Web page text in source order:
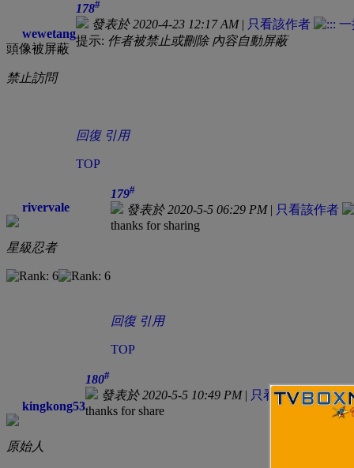
wewetang
頭像被屏蔽
禁止訪問
178#
發表於 2020-4-23 12:17 AM| 只看該作者
提示: 作者被禁止或刪除 內容自動屏蔽
回復 引用
TOP
rivervale
星級忍者
179#
發表於 2020-5-5 06:29 PM| 只看該作者
thanks for sharing
回復 引用
TOP
kingkong53
原始人
180#
發表於 2020-5-5 10:49 PM| 只看該作者
thanks for share